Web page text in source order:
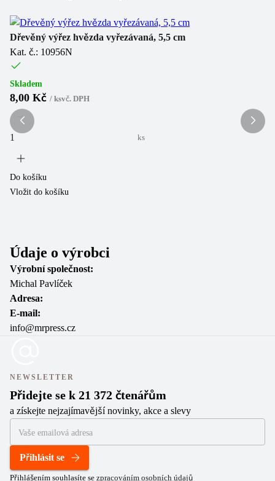
Dřevěný výřez hvězda vyřezávaná, 5,5 cm
Kat. č.: 10956N
Skladem
8,00 Kč / ksvč. DPH
ks
Do košíku
Vložit do košíku
Údaje o výrobci
Výrobní společnost:
Michal Pavlíček
Adresa:
E-mail:
info@mrpress.cz
NEWSLETTER
Přidejte se k 21 372 čtenářům
a získejte nejzajímavější novinky, akce a slevy
Přihlásit se
Přihlášením souhlasíte se zpracováním osobních údajů